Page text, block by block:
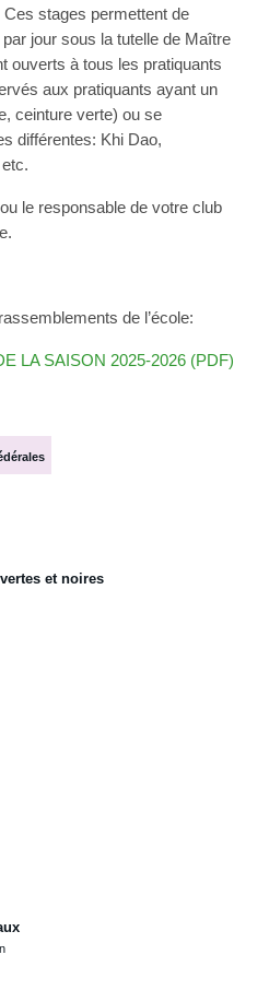
Ces stages permettent de
jour sous la tutelle de Maître
ouverts à tous les pratiquants
aux pratiquants ayant un
ceinture verte) ou se
différentes: Khi Dao,
le responsable de votre club
de l’école:
LA SAISON 2025-2026 (PDF)
et noires